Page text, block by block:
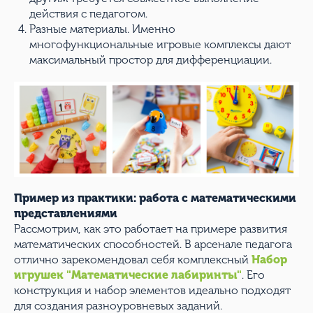
действия с педагогом.
Разные материалы. Именно
многофункциональные игровые комплексы дают
максимальный простор для дифференциации.
Пример из практики: работа с математическими
представлениями
Рассмотрим, как это работает на примере развития
математических способностей. В арсенале педагога
отлично зарекомендовал себя комплексный Набор
игрушек "Математические лабиринты". Его
конструкция и набор элементов идеально подходят
для создания разноуровневых заданий.